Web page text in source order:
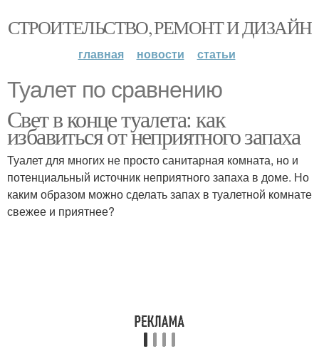
СТРОИТЕЛЬСТВО, РЕМОНТ И ДИЗАЙН
главная новости статьи
Туалет по сравнению
Свет в конце туалета: как
избавиться от неприятного запаха
Туалет для многих не просто санитарная комната, но и
потенциальный источник неприятного запаха в доме. Но
каким образом можно сделать запах в туалетной комнате
свежее и приятнее?